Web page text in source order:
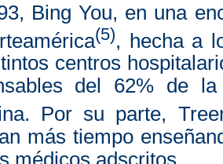
Bing You, en una
(5), hecha a
centros
del 62% de
Por su parte,
más tiempo
médicos adscritos.